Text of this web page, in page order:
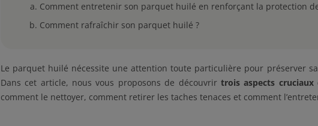
Comment entretenir son parquet huilé en renforçant la protection
Comment rafraîchir son parquet huilé ?
Le parquet huilé nécessite une attention toute particulière pour préserver
Dans cet article, nous vous proposons de découvrir trois aspects
comment le nettoyer, comment retirer les taches tenaces et comment